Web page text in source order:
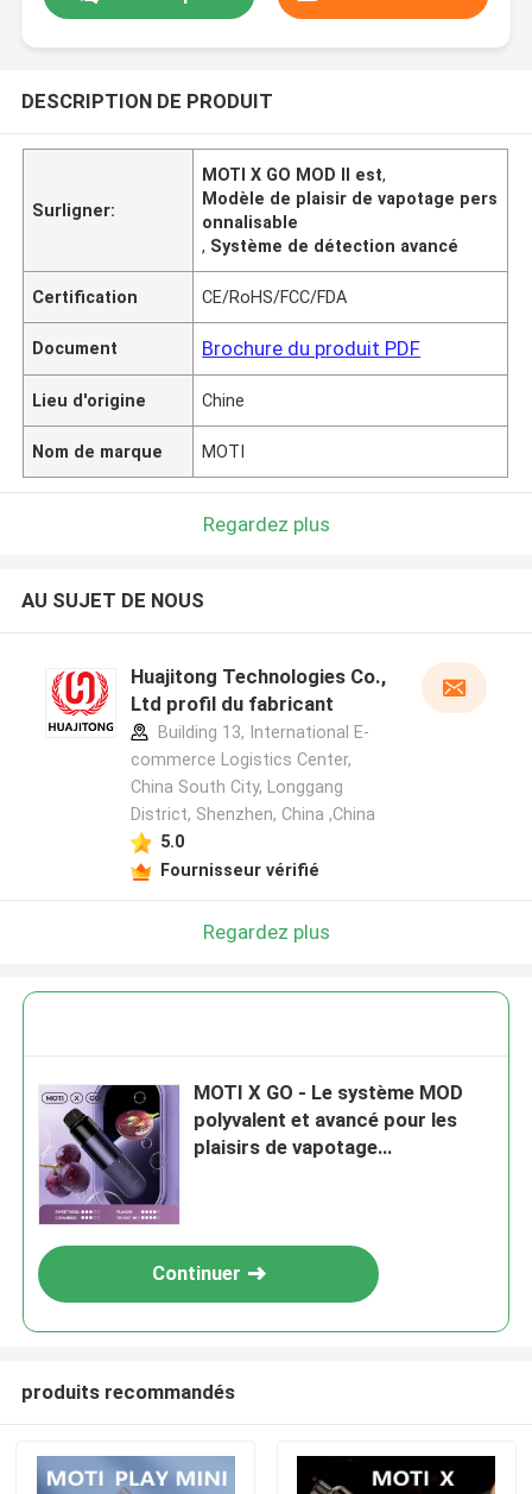
DESCRIPTION DE PRODUIT
Surligner:
MOTI X GO MOD Il est,
Modèle de plaisir de vapotage pers
onnalisable
, Système de détection avancé
Certification CE/RoHS/FCC/FDA
Document Brochure du produit PDF
Lieu d'origine Chine
Nom de marque MOTI
Regardez plus
AU SUJET DE NOUS
Huajitong Technologies Co.,
Ltd profil du fabricant
Building 13, International E-
commerce Logistics Center,
China South City, Longgang
District, Shenzhen, China ,China
5.0
Fournisseur vérifié
Regardez plus
MOTI X GO - Le système MOD
polyvalent et avancé pour les
plaisirs de vapotage
Continuer
produits recommandés